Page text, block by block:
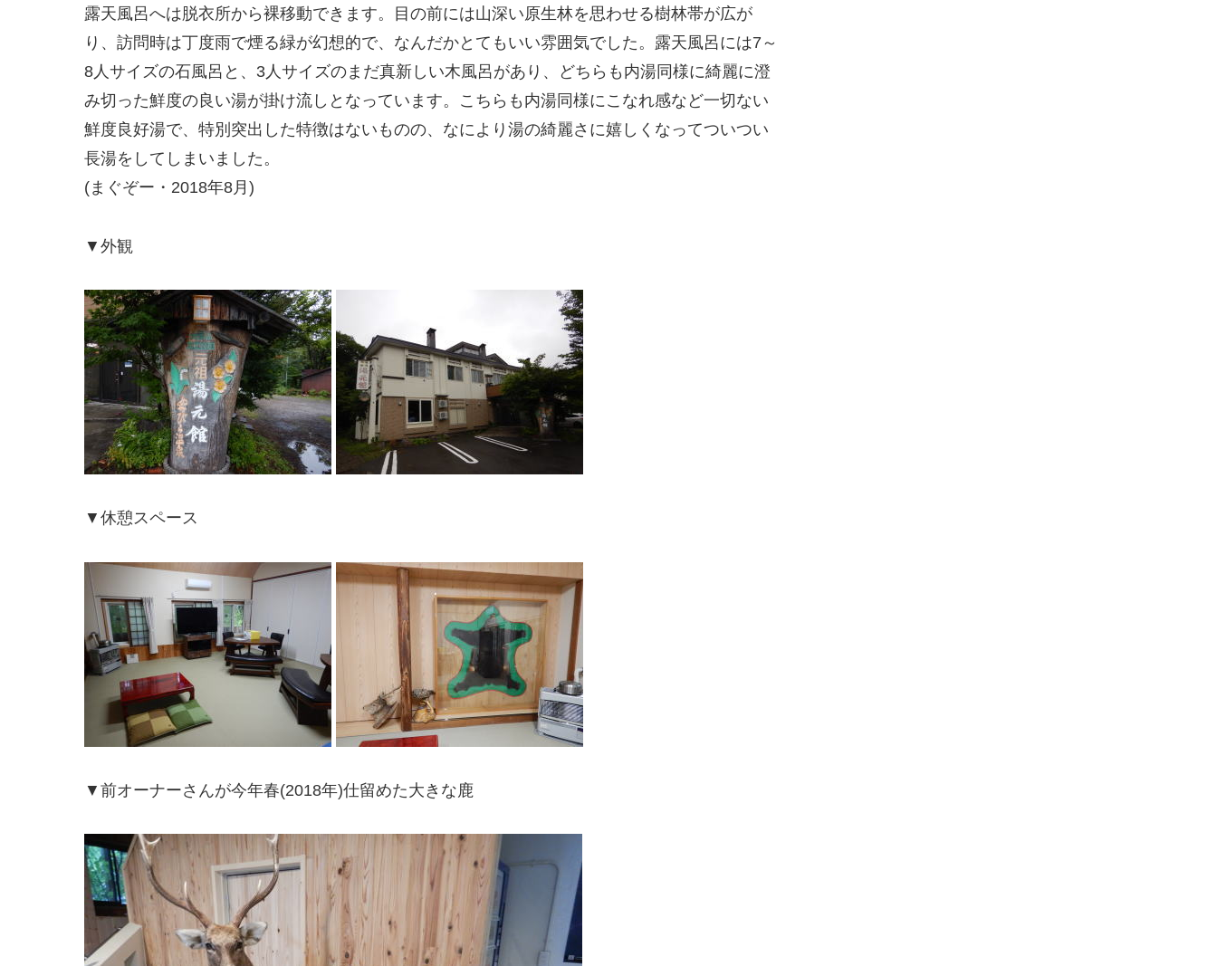
露天風呂へは脱衣所から裸移動できます。目の前には山深い原生林を思わせる樹林帯が広が
り、訪問時は丁度雨で煙る緑が幻想的で、なんだかとてもいい雰囲気でした。露天風呂には7～
8人サイズの石風呂と、3人サイズのまだ真新しい木風呂があり、どちらも内湯同様に綺麗に澄
み切った鮮度の良い湯が掛け流しとなっています。こちらも内湯同様にこなれ感など一切ない
鮮度良好湯で、特別突出した特徴はないものの、なにより湯の綺麗さに嬉しくなってついつい
長湯をしてしまいました。
(まぐぞー・2018年8月)
▼外観
▼休憩スペース
▼前オーナーさんが今年春(2018年)仕留めた大きな鹿